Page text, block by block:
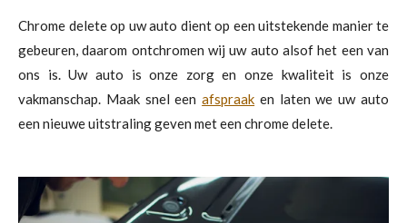
Chrome delete op uw auto dient op een uitstekende manier te
gebeuren, daarom ontchromen wij uw auto alsof het een van
ons is. Uw auto is onze zorg en onze kwaliteit is onze
vakmanschap. Maak snel eenafspraak en laten we uw auto
een nieuwe uitstraling geven met een chrome delete.